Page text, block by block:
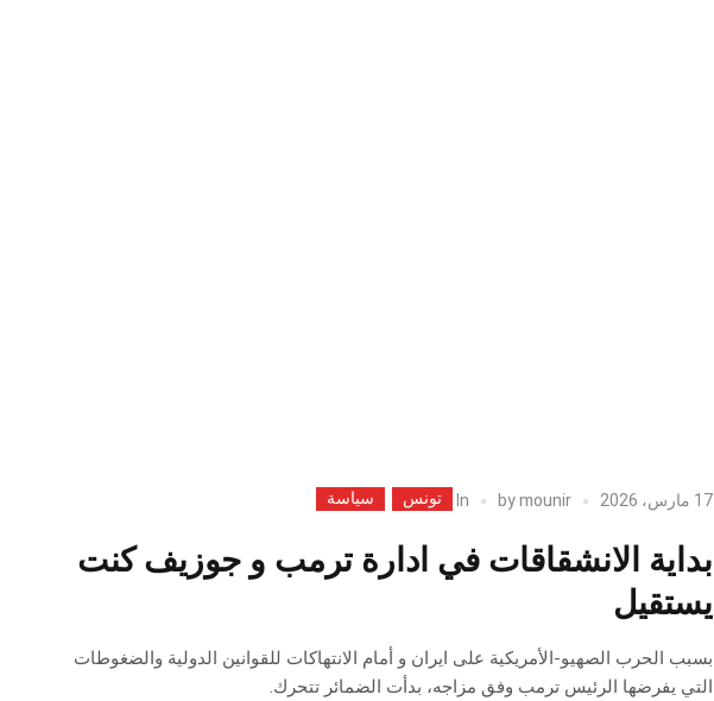
17 مارس، 2026 bymounir
In تونس سياسة
بداية الانشقاقات في ادارة ترمب و جوزيف كنت
يستقيل
بسبب الحرب الصهيو-الأمريكية على ايران و أمام الانتهاكات للقوانين الدولية والضغوطات
التي يفرضها الرئيس ترمب وفق مزاجه، بدأت الضمائر تتحرك.